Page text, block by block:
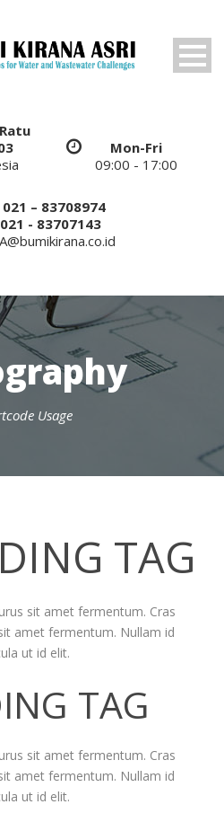
Mon-Fri
09:00 - 17:00
– 83708974
- 83707143
Usage
TAG
sit amet fermentum. Cras
amet fermentum. Nullam id
ut id elit.
TAG
sit amet fermentum. Cras
amet fermentum. Nullam id
ut id elit.